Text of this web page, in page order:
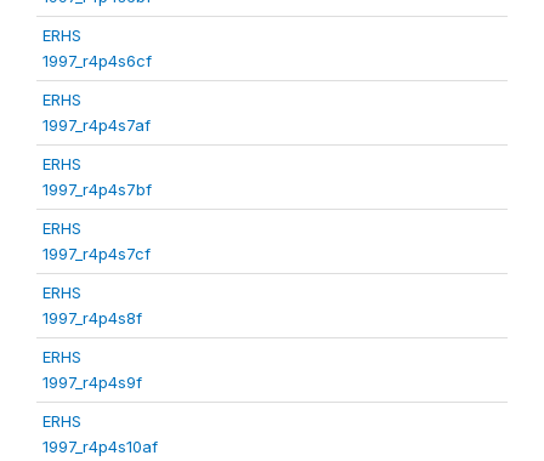
ERHS
1997_r4p4s6cf
ERHS
1997_r4p4s7af
ERHS
1997_r4p4s7bf
ERHS
1997_r4p4s7cf
ERHS
1997_r4p4s8f
ERHS
1997_r4p4s9f
ERHS
1997_r4p4s10af